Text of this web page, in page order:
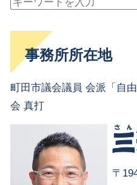
事務所所在地
町田市議会議員 会派「自
会 真打
〒